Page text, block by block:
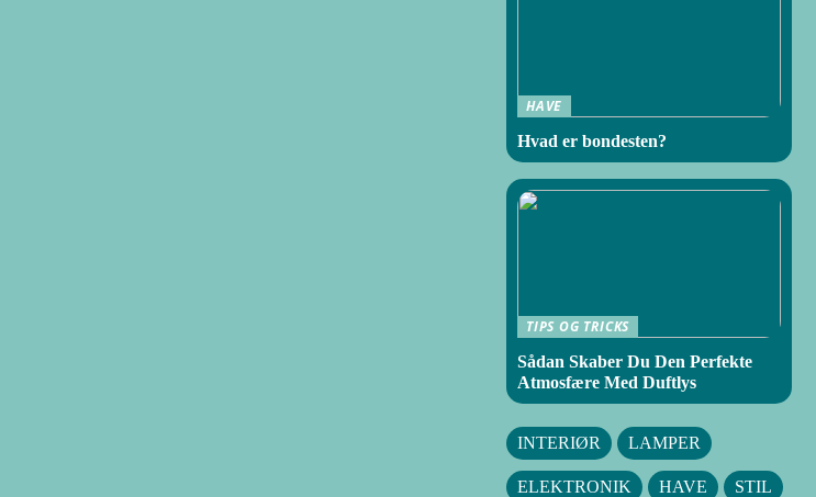
HAVE
Hvad er bondesten?
TIPS OG TRICKS
Sådan Skaber Du Den Perfekte
Atmosfære Med Duftlys
INTERIØR LAMPER
ELEKTRONIK HAVE STIL